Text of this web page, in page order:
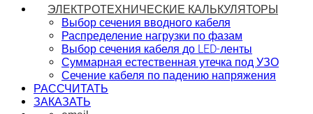
ЭЛЕКТРОТЕХНИЧЕСКИЕ КАЛЬКУЛЯТОРЫ
Выбор сечения вводного кабеля
Распределение нагрузки по фазам
Выбор сечения кабеля до LED-ленты
Суммарная естественная утечка под УЗО
Сечение кабеля по падению напряжения
РАССЧИТАТЬ
ЗАКАЗАТЬ